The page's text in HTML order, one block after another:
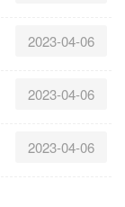
2023-04-06
2023-04-06
2023-04-06